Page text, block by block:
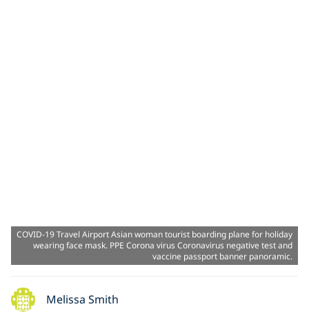
COVID-19 Travel Airport Asian woman tourist boarding plane for holiday
wearing face mask. PPE Corona virus Coronavirus negative test and
vaccine passport banner panoramic.
Melissa Smith